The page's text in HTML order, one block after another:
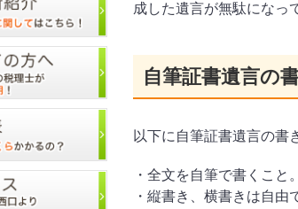
成した遺言が無駄になっ
自筆証書遺言の
以下に自筆証書遺言の書
・全文を自筆で書くこと。
・縦書き、横書きは自由